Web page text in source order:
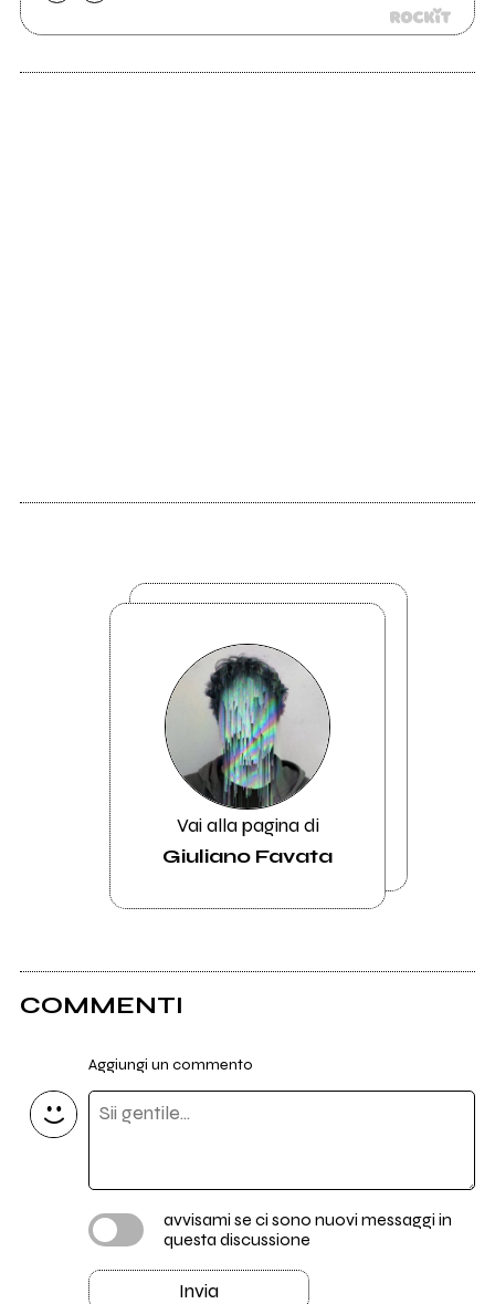
Vai alla pagina di
Giuliano Favata
COMMENTI
Aggiungi un commento
avvisami se ci sono nuovi messaggi in
questa discussione
Invia